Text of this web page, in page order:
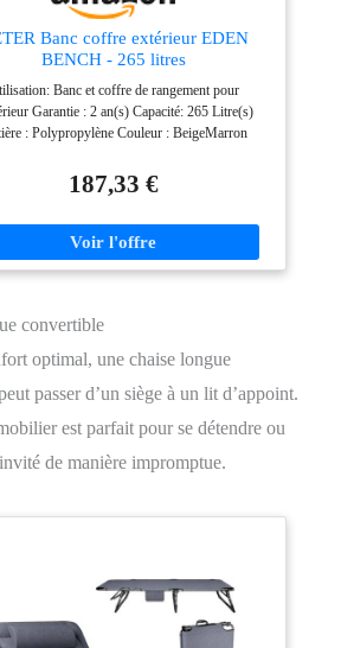
Banc coffre extérieur EDEN
BENCH - 265 litres
Banc et coffre de rangement pour
Garantie : 2 an(s) Capacité: 265 Litre(s)
: Polypropylène Couleur : BeigeMarron
Entretien: Entretien facile : résine de synthèse
isolante. Traité anti-ultraviolets. Etanche.
187,33 €
convertible
optimal, une chaise longue
passer d’un siège à un lit d’appoint.
est parfait pour se détendre ou
de manière impromptue.